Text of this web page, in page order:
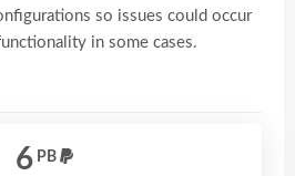
so issues could occur
in some cases.
6 PB